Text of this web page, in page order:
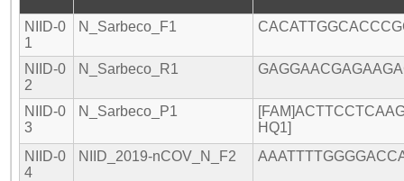
NIID-0
1
N_Sarbeco_F1
NIID-0
2
N_Sarbeco_R1
NIID-0
3
N_Sarbeco_P1
HQ1]
NIID-0
4
NIID_2019-nCOV_N_F2